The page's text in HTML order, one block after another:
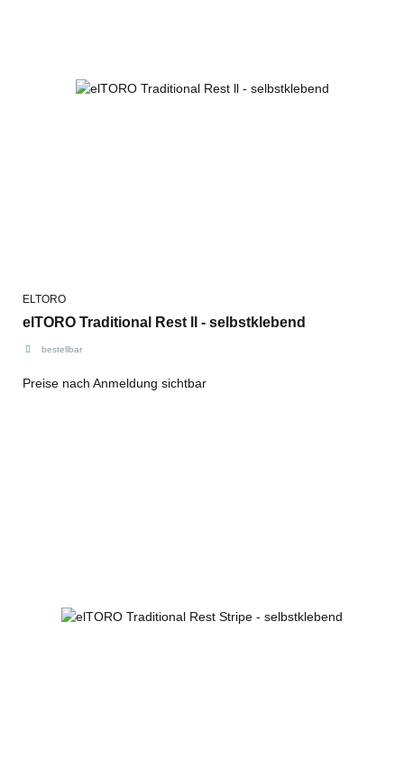
ELTORO
elTORO Traditional Rest ll - selbstklebend
bestellbar
Preise nach Anmeldung sichtbar